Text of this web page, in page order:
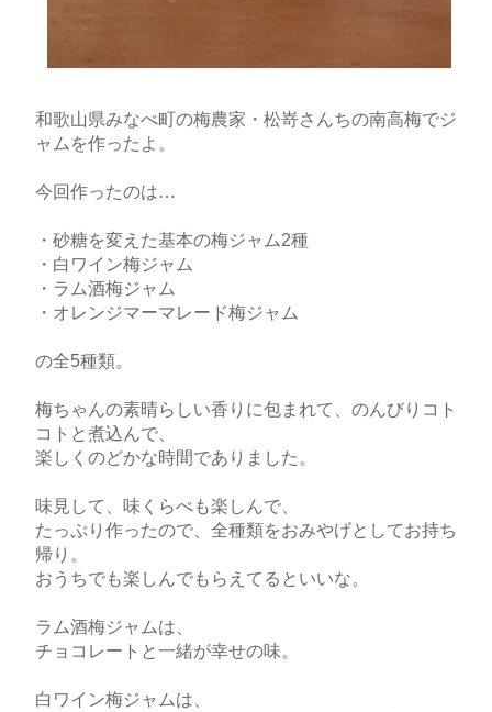
和歌山県みなべ町の梅農家・松嵜さんちの南高梅でジ
ャムを作ったよ。
今回作ったのは…
・砂糖を変えた基本の梅ジャム2種
・白ワイン梅ジャム
・ラム酒梅ジャム
・オレンジマーマレード梅ジャム
の全5種類。
梅ちゃんの素晴らしい香りに包まれて、のんびりコト
コトと煮込んで、
楽しくのどかな時間でありました。
味見して、味くらべも楽しんで、
たっぷり作ったので、全種類をおみやげとしてお持ち
帰り。
おうちでも楽しんでもらえてるといいな。
ラム酒梅ジャムは、
チョコレートと一緒が幸せの味。
白ワイン梅ジャムは、